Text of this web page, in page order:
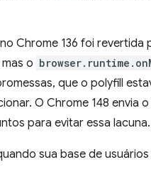
Chrome 136 foi revertida
o
que o polyfill
O Chrome 148 envia
para evitar essa lacuna.
sua base de